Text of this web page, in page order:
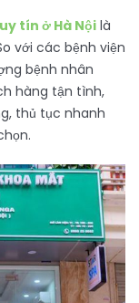
tín ở Hà Nộilà
với các bệnh viện
bệnh nhân
hàng tận tình,
thủ tục nhanh